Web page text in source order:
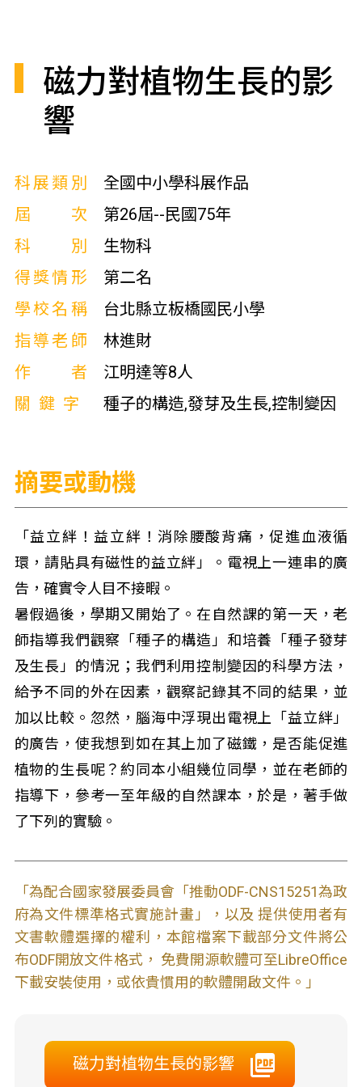
磁力對植物生長的影
響
科展類別
全國中小學科展作品
屆次
第26屆--民國75年
科別
生物科
得獎情形
第二名
學校名稱
台北縣立板橋國民小學
指導老師
林進財
作者
江明達等8人
關鍵字
種子的構造,發芽及生長,控制變因
摘要或動機
「益立絆！益立絆！消除腰酸背痛，促進血液循
環，請貼具有磁性的益立絆」。電視上一連串的廣
告，確實令人目不接暇。
暑假過後，學期又開始了。在自然課的第一天，老
師指導我們觀察「種子的構造」和培養「種子發芽
及生長」的情況；我們利用控制變因的科學方法，
給予不同的外在因素，觀察記錄其不同的結果，並
加以比較。忽然，腦海中浮現出電視上「益立絆」
的廣告，使我想到如在其上加了磁鐵，是否能促進
植物的生長呢？約同本小組幾位同學，並在老師的
指導下，參考一至年級的自然課本，於是，著手做
了下列的實驗。
「為配合國家發展委員會「推動ODF-CNS15251為政
府為文件標準格式實施計畫」，以及 提供使用者有
文書軟體選擇的權利，本館檔案下載部分文件將公
布ODF開放文件格式， 免費開源軟體可至LibreOffice
下載安裝使用，或依貴慣用的軟體開啟文件。」
磁力對植物生長的影響